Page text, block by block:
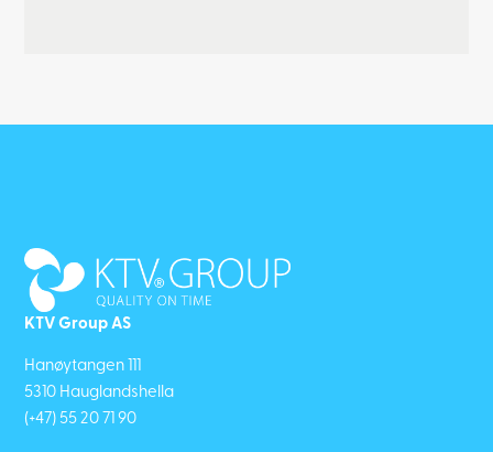
KTV Group AS
Hanøytangen 111
5310 Hauglandshella
(+47) 55 20 71 90